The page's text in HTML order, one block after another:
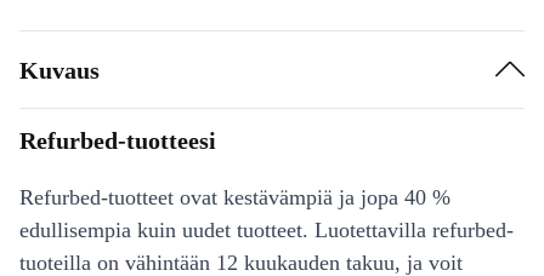
Kuvaus
Refurbed-tuotteesi
Refurbed-tuotteet ovat kestävämpiä ja jopa 40 %
edullisempia kuin uudet tuotteet. Luotettavilla refurbed-
tuoteilla on vähintään 12 kuukauden takuu, ja voit